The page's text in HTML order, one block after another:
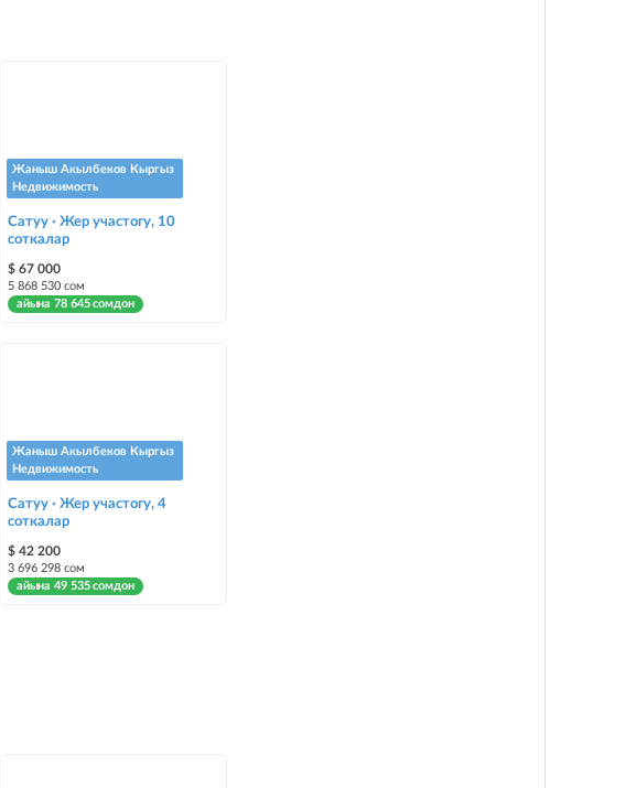
Жаныш Акылбеков Кыргыз
Недвижимость
Сатуу · Жер участогу, 10
соткалар
$ 67 000
5 868 530 сом
айына 78 645 сомдон
Жаныш Акылбеков Кыргыз
Недвижимость
Сатуу · Жер участогу, 4
соткалар
$ 42 200
3 696 298 сом
айына 49 535 сомдон